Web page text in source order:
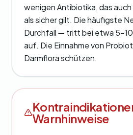
wenigen Antibiotika, das
als sicher gilt. Die häufigste
Durchfall — tritt bei etwa 5-
auf. Die Einnahme von
Darmflora schützen.
Warnhinweise